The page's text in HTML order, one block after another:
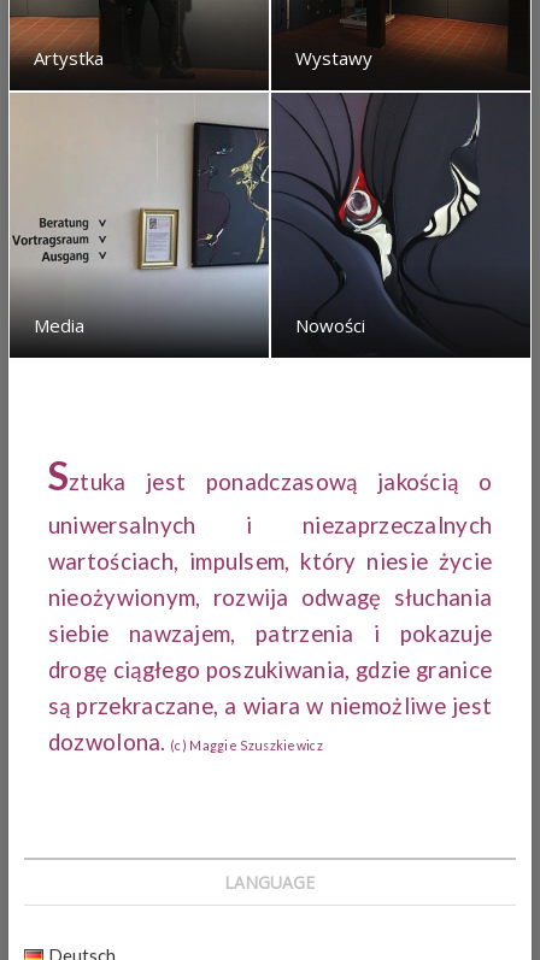
Artystka Wystawy
Media Nowości
Sztuka jest ponadczasową jakością o
uniwersalnych i niezaprzeczalnych
wartościach, impulsem, który niesie życie
nieożywionym, rozwija odwagę słuchania
siebie nawzajem, patrzenia i pokazuje
drogę ciągłego poszukiwania, gdzie granice
są przekraczane, a wiara w niemożliwe jest
dozwolona. (c) Maggie Szuszkiewicz
LANGUAGE
Deutsch